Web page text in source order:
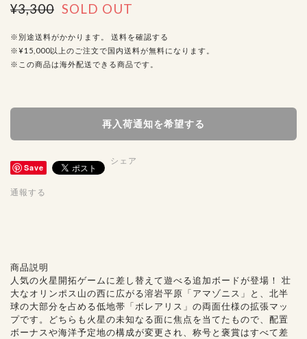
¥3,300 SOLD OUT
※別途送料がかかります。
送料を確認する
※¥15,000以上のご注文で国内送料が無料になります。
※この商品は海外配送できる商品です。
再入荷通知を希望する
Save
シェア
通報する
商品説明
人気の火星開拓ゲームに差し替えて遊べる追加ボードが登場！ 壮
大なオリンポス山の西に広がる溶岩平原「アマゾニス」と、北半
球の大部分を占める低地帯「ボレアリス」の両面仕様の拡張マッ
プです。どちらも火星の未知なる面に焦点を当てたもので、配置
ボーナスや海洋予定地の構成が変更され、称号と褒賞はすべて差